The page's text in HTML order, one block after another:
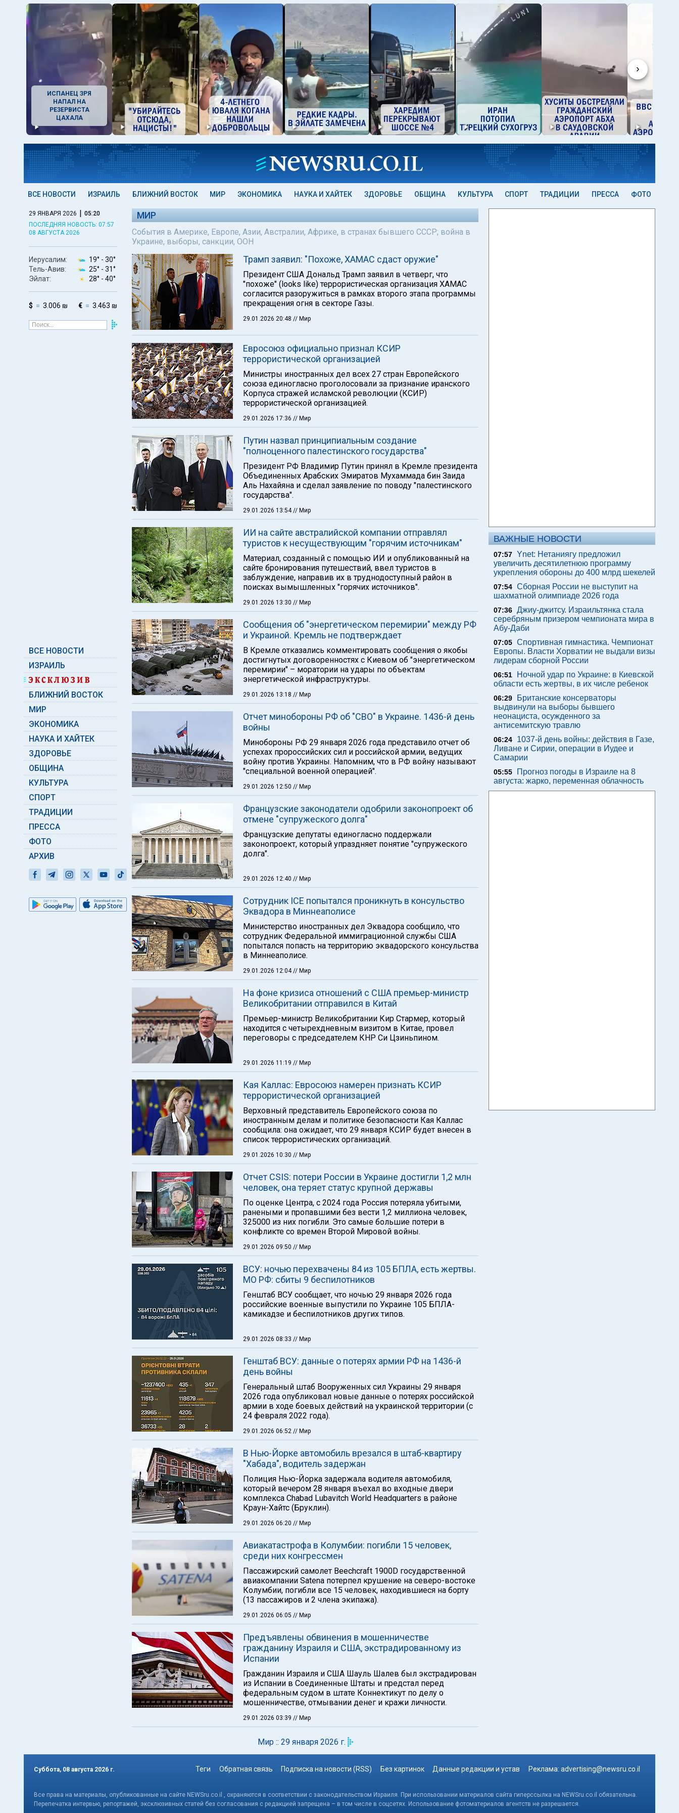
›
ИСПАНЕЦ ЗРЯ
НАПАЛ НА
РЕЗЕРВИСТА
ЦАХАЛА
ВСЕ НОВОСТИ ИЗРАИЛЬ БЛИЖНИЙ ВОСТОК МИР ЭКОНОМИКА НАУКА И ХАЙТЕК ЗДОРОВЬЕ ОБЩИНА КУЛЬТУРА СПОРТ ТРАДИЦИИ ПРЕССА ФОТО
29 ЯНВАРЯ 2026 | 05:20
ПОСЛЕДНЯЯ НОВОСТЬ: 07:57
08 АВГУСТА 2026
Иерусалим: 19° - 30°
Тель-Авив:
25° - 31°
Эйлат:
28° - 40°
$ 3.006 ₪ € 3.463 ₪
ВСЕ НОВОСТИ
ИЗРАИЛЬ
БЛИЖНИЙ ВОСТОК
МИР
ЭКОНОМИКА
НАУКА И ХАЙТЕК
ЗДОРОВЬЕ
ОБЩИНА
КУЛЬТУРА
СПОРТ
ТРАДИЦИИ
ПРЕССА
ФОТО
АРХИВ
МИР
События в Америке, Европе, Азии, Австралии, Африке, в странах бывшего СССР; война в
Украине, выборы, санкции, ООН
Трамп заявил: "Похоже, ХАМАС сдаст оружие"
Президент США Дональд Трамп заявил в четверг, что
"похоже" (looks like) террористическая организация ХАМАС
согласится разоружиться в рамках второго этапа программы
прекращения огня в секторе Газы.
29.01.2026 20:48 // Мир
Евросоюз официально признал КСИР
террористической организацией
Министры иностранных дел всех 27 стран Европейского
союза единогласно проголосовали за признание иранского
Корпуса стражей исламской революции (КСИР)
террористической организацией.
29.01.2026 17:36 // Мир
Путин назвал принципиальным создание
"полноценного палестинского государства"
Президент РФ Владимир Путин принял в Кремле президента
Объединенных Арабских Эмиратов Мухаммада бин Заида
Аль Нахайяна и сделал заявление по поводу "палестинского
государства".
29.01.2026 13:54// Мир
ИИ на сайте австралийской компании отправлял
туристов к несуществующим "горячим источникам"
Материал, созданный с помощью ИИ и опубликованный на
сайте бронирования путешествий, ввел туристов в
заблуждение, направив их в труднодоступный район в
поисках вымышленных "горячих источников".
29.01.2026 13:30 // Мир
Сообщения об "энергетическом перемирии" между РФ
и Украиной. Кремль не подтверждает
В Кремле отказались комментировать сообщения о якобы
достигнутых договоренностях с Киевом об "энергетическом
перемирии" – моратории на удары по объектам
энергетической инфраструктуры.
29.01.2026 13:18 // Мир
Отчет минобороны РФ об "СВО" в Украине. 1436-й день
войны
Минобороны РФ 29 января 2026 года представило отчет об
успехах пророссийских сил и российской армии, ведущих
войну против Украины. Напомним, что в РФ войну называют
"специальной военной операцией".
29.01.2026 12:50 // Мир
Французские законодатели одобрили законопроект об
отмене "супружеского долга"
Французские депутаты единогласно поддержали
законопроект, который упраздняет понятие "супружеского
долга".
29.01.2026 12:40 // Мир
Сотрудник ICE попытался проникнуть в консульство
Эквадора в Миннеаполисе
Министерство иностранных дел Эквадора сообщило, что
сотрудник Федеральной иммиграционной службы США
попытался попасть на территорию эквадорского консульства
в Миннеаполисе.
29.01.2026 12:04// Мир
На фоне кризиса отношений с США премьер-министр
Великобритании отправился в Китай
Премьер-министр Великобритании Кир Стармер, который
находится с четырехдневным визитом в Китае, провел
переговоры с председателем КНР Си Цзиньпином.
29.01.2026 11:19 // Мир
Кая Каллас: Евросоюз намерен признать КСИР
террористической организацией
Верховный представитель Европейского союза по
иностранным делам и политике безопасности Кая Каллас
сообщила: она ожидает, что 29 января КСИР будет внесен в
список террористических организаций.
29.01.2026 10:30 // Мир
Отчет CSIS: потери России в Украине достигли 1,2 млн
человек, она теряет статус крупной державы
По оценке Центра, с 2024 года Россия потеряла убитыми,
ранеными и пропавшими без вести 1,2 миллиона человек,
325000 из них погибли. Это самые большие потери в
конфликте со времен Второй Мировой войны.
29.01.2026 09:50 // Мир
ВСУ: ночью перехвачены 84 из 105 БПЛА, есть жертвы.
МО РФ: сбиты 9 беспилотников
Генштаб ВСУ сообщает, что ночью 29 января 2026 года
российские военные выпустили по Украине 105 БПЛА-
камикадзе и беспилотников других типов.
29.01.2026 08:33 // Мир
Генштаб ВСУ: данные о потерях армии РФ на 1436-й
день войны
Генеральный штаб Вооруженных сил Украины 29 января
2026 года опубликовал новые данные о потерях российской
армии в ходе боевых действий на украинской территории (с
24 февраля 2022 года).
29.01.2026 06:52 // Мир
В Нью-Йорке автомобиль врезался в штаб-квартиру
"Хабада", водитель задержан
Полиция Нью-Йорка задержала водителя автомобиля,
который вечером 28 января въехал во входные двери
комплекса Chabad Lubavitch World Headquarters в районе
Краун-Хайтс (Бруклин).
29.01.2026 06:20 // Мир
Авиакатастрофа в Колумбии: погибли 15 человек,
среди них конгрессмен
Пассажирский самолет Beechcraft 1900D государственной
авиакомпании Satena потерпел крушение на северо-востоке
Колумбии, погибли все 15 человек, находившиеся на борту
(13 пассажиров и 2 члена экипажа).
29.01.2026 06:05 // Мир
Предъявлены обвинения в мошенничестве
гражданину Израиля и США, экстрадированному из
Испании
Гражданин Израиля и США Шауль Шалев был экстрадирован
из Испании в Соединенные Штаты и предстал перед
федеральным судом в штате Коннектикут по делу о
мошенничестве, отмывании денег и кражи личности.
29.01.2026 03:39 // Мир
Мир :: 29 января 2026 г.
ВАЖНЫЕ НОВОСТИ
07:57 Ynet: Нетаниягу предложил
увеличить десятилетнюю программу
укрепления обороны до 400 млрд шекелей
07:54 Сборная России не выступит на
шахматной олимпиаде 2026 года
07:36 Джиу-джитсу. Израильтянка стала
серебряным призером чемпионата мира в
Абу-Даби
07:05 Спортивная гимнастика. Чемпионат
Европы. Власти Хорватии не выдали визы
лидерам сборной России
06:51
Ночной удар по Украине: в Киевской
области есть жертвы, в их числе ребенок
06:29
Британские консерваторы
выдвинули на выборы бывшего
неонациста, осужденного за
антисемитскую травлю
06:24
1037-й день войны: действия в Газе,
Ливане и Сирии, операции в Иудее и
Самарии
05:55
Прогноз погоды в Израиле на 8
августа: жарко, переменная облачность
Суббота, 08 августа 2026 г. Теги Обратная связь Подписка на новости (RSS) Без картинок Данные редакции и устав Реклама: advertising@newsru.co.il
Все права на материалы, опубликованные на сайте NEWSru.co.il , охраняются в соответствии с законодательством Израиля. При использовании материалов сайта гиперссылка на NEWSru.co.il обязательна.
Перепечатка интервью, репортажей, эксклюзивных статей без согласования с редакцией запрещена – в том числе в соцсетях. Использование фотоматериалов агентств не разрешается.